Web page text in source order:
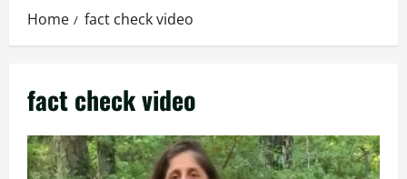
Home fact check video
fact check video